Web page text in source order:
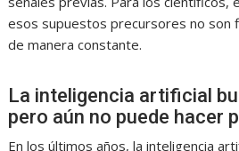
esos supuestos precursores no son
de manera constante.
La inteligencia artificial
pero aún no puede hacer
En los últimos años, la inteligencia